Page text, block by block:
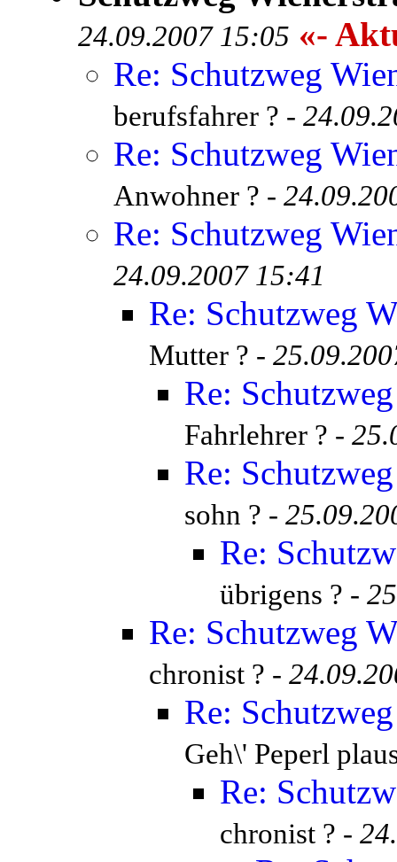
24.09.2007 15:05 «-
Re: Schutzweg
berufsfahrer ? -
Re: Schutzweg
Anwohner ? -
Re: Schutzweg
24.09.2007 15:41
Re: Schutzweg
Mutter ? -
Re:
Fahrlehrer ? -
Re:
sohn ? -
Re:
übrigens ? -
Re: Schutzweg
chronist ? -
Re:
Geh\' Peperl
Re:
chronist ? -